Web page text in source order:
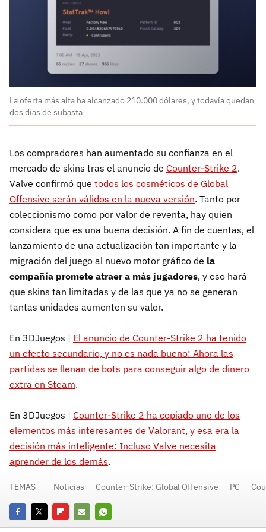
La oferta más alta ha alcanzado 210.000 dólares, y todavía quedan
dos días de subasta
Los compradores han aumentado su confianza en el
mercado de skins tras el anuncio de Counter-Strike 2.
Valve confirmó que todos los cosméticos de Global
Offensive serán válidos en la nueva versión. Tanto por
coleccionismo como por valor de reventa, hay quien
considera que es una buena decisión. A fin de cuentas, el
lanzamiento de una actualización tan importante y la
migración del juego al nuevo motor gráfico de la
compañía promete atraer a más jugadores, y eso hará
que skins tan limitadas y de las que ya no se generan
tantas unidades aumenten su valor.
En 3DJuegos | El anuncio de Counter-Strike 2 ha tenido
un efecto secundario, y no es nada bueno: Ahora las
partidas se llenan de bots para conseguir algo de dinero
extra en Steam.
En 3DJuegos | Counter-Strike 2 ha copiado uno de los
elementos más interesantes de Valorant, y esa era la
decisión más inteligente: Incluso Valve necesita
aprender de los demás.
FacebookTwitterFlipboard
E-
Whatsapp
TEMAS Noticias Counter-Strike: Global Offensive PC